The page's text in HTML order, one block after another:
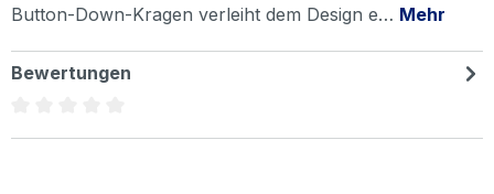
Button-Down-Kragen verleiht dem Design e… Mehr
Bewertungen